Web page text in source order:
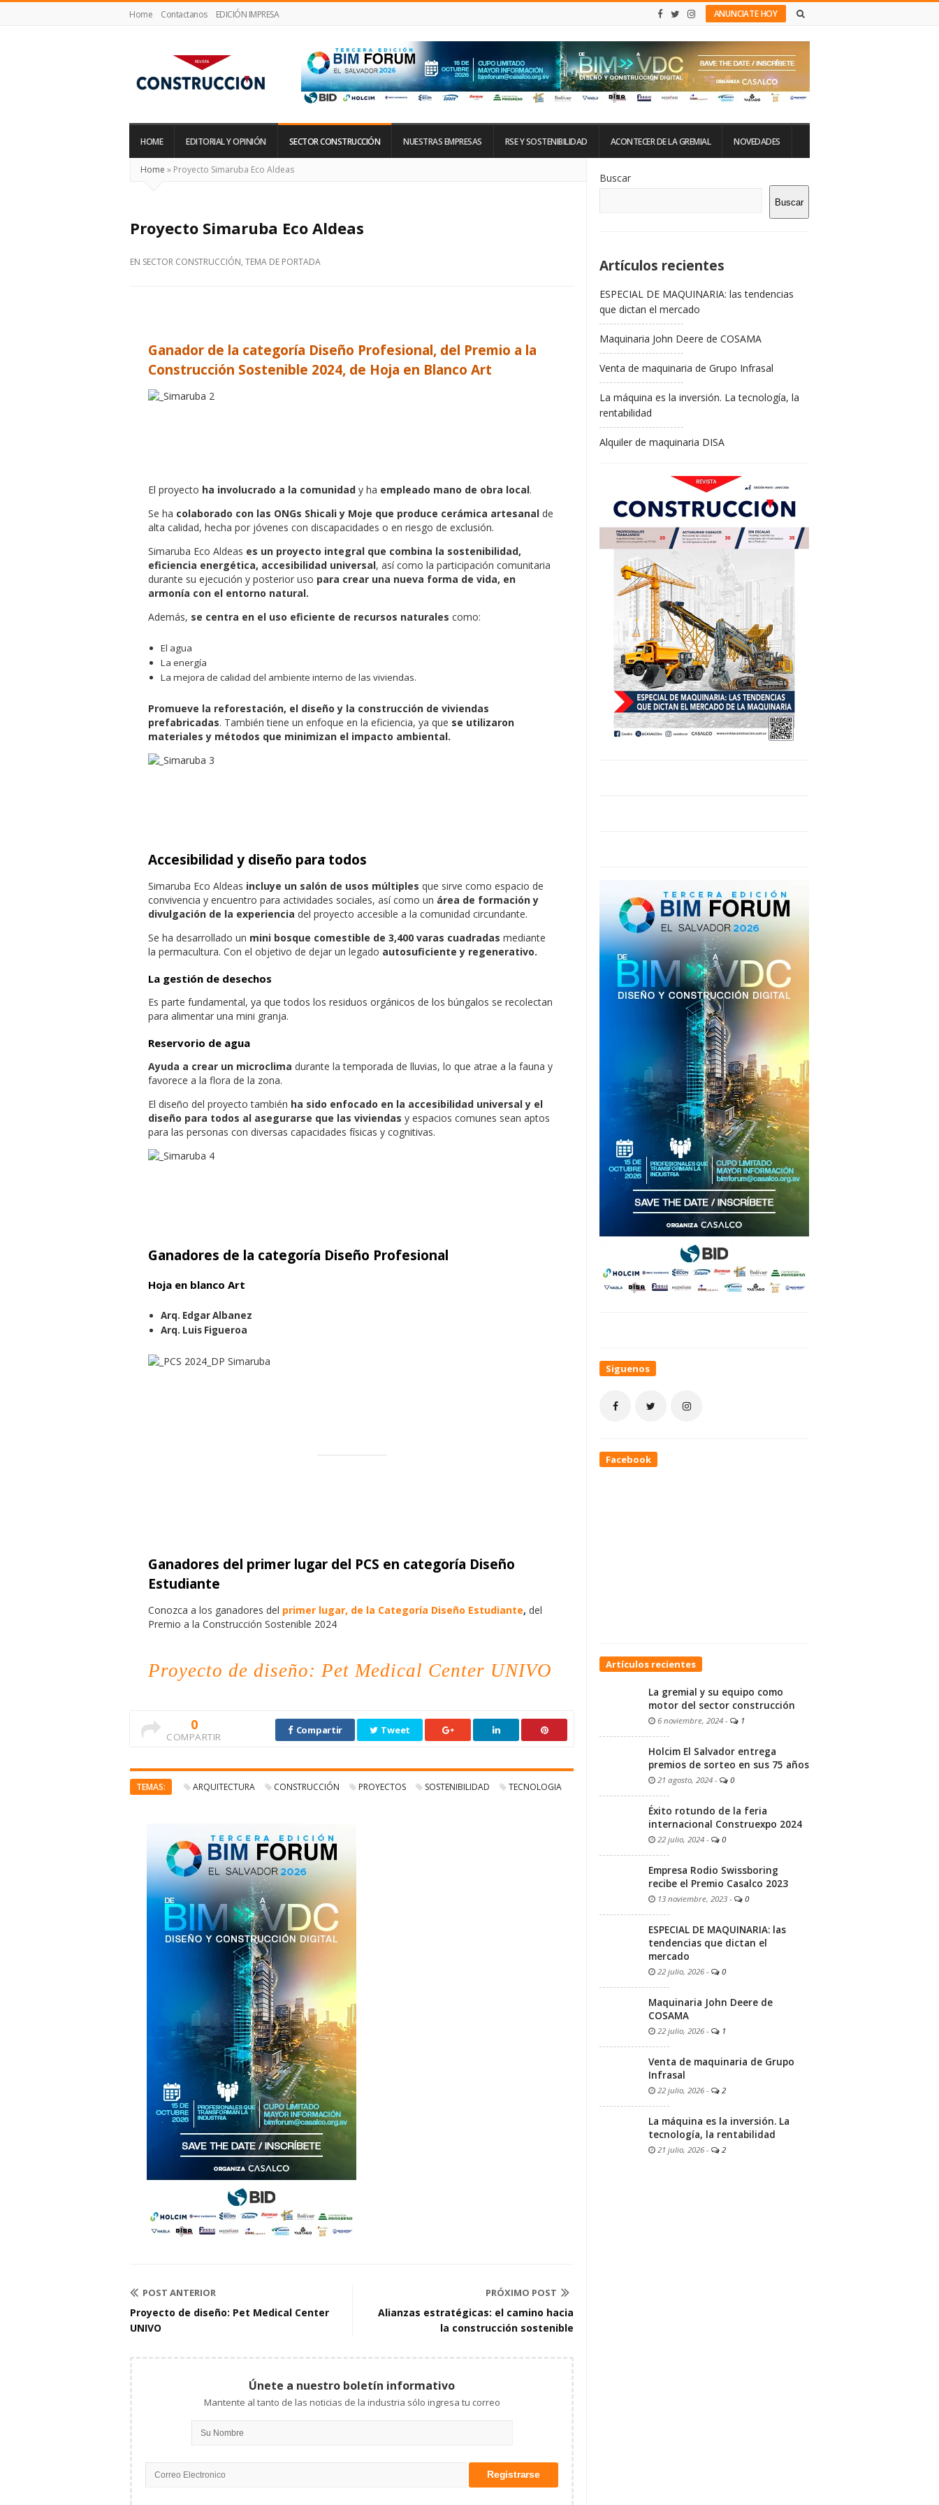
Home Contactanos EDICIÓN IMPRESA ANUNCIATE HOY
Construcción
HOME EDITORIAL Y OPINIÓN SECTOR CONSTRUCCIÓN NUESTRAS EMPRESAS RSE Y SOSTENIBILIDAD ACONTECER DE LA GREMIAL NOVEDADES
Home » Proyecto Simaruba Eco Aldeas
Proyecto Simaruba Eco Aldeas
EN SECTOR CONSTRUCCIÓN, TEMA DE PORTADA
Ganador de la categoría Diseño Profesional, del Premio a la
Construcción Sostenible 2024, de Hoja en Blanco Art
El proyecto ha involucrado a la comunidad y ha empleado mano de obra local.
Se ha colaborado con las ONGs Shicali y Moje que produce cerámica artesanal de
alta calidad, hecha por jóvenes con discapacidades o en riesgo de exclusión.
Simaruba Eco Aldeas es un proyecto integral que combina la sostenibilidad,
eficiencia energética, accesibilidad universal, así como la participación comunitaria
durante su ejecución y posterior uso para crear una nueva forma de vida, en
armonía con el entorno natural.
Además, se centra en el uso eficiente de recursos naturales como:
El agua
La energía
La mejora de calidad del ambiente interno de las viviendas.
Promueve la reforestación, el diseño y la construcción de viviendas
prefabricadas. También tiene un enfoque en la eficiencia, ya que se utilizaron
materiales y métodos que minimizan el impacto ambiental.
Accesibilidad y diseño para todos
Simaruba Eco Aldeas incluye un salón de usos múltiples que sirve como espacio de
convivencia y encuentro para actividades sociales, así como un área de formación y
divulgación de la experiencia del proyecto accesible a la comunidad circundante.
Se ha desarrollado un mini bosque comestible de 3,400 varas cuadradas mediante
la permacultura. Con el objetivo de dejar un legado autosuficiente y regenerativo.
La gestión de desechos
Es parte fundamental, ya que todos los residuos orgánicos de los búngalos se recolectan
para alimentar una mini granja.
Reservorio de agua
Ayuda a crear un microclima durante la temporada de lluvias, lo que atrae a la fauna y
favorece a la flora de la zona.
El diseño del proyecto también ha sido enfocado en la accesibilidad universal y el
diseño para todos al asegurarse que las viviendas y espacios comunes sean aptos
para las personas con diversas capacidades físicas y cognitivas.
Ganadores de la categoría Diseño Profesional
Hoja en blanco Art
Arq. Edgar Albanez
Arq. Luis Figueroa
Ganadores del primer lugar del PCS en categoría Diseño
Estudiante
Conozca a los ganadores del primer lugar, de la Categoría Diseño Estudiante, del
Premio a la Construcción Sostenible 2024
Proyecto de diseño: Pet Medical Center UNIVO
0
COMPARTIR
Compartir Tweet
TEMAS: ARQUITECTURA CONSTRUCCIÓN PROYECTOS SOSTENIBILIDAD TECNOLOGIA
POST ANTERIOR
Proyecto de diseño: Pet Medical Center
UNIVO
PRÓXIMO POST
Alianzas estratégicas: el camino hacia
la construcción sostenible
Únete a nuestro boletín informativo
Mantente al tanto de las noticias de la industria sólo ingresa tu correo
De
La
Buscar
Buscar
Artículos recientes
ESPECIAL DE MAQUINARIA: las tendencias
que dictan el mercado
Maquinaria John Deere de COSAMA
Venta de maquinaria de Grupo Infrasal
La máquina es la inversión. La tecnología, la
rentabilidad
Alquiler de maquinaria DISA
Siguenos
Facebook
Artículos recientes
La gremial y su equipo como
motor del sector construcción
6 noviembre, 2024 - 1
Holcim El Salvador entrega
premios de sorteo en sus 75 años
21 agosto, 2024 - 0
Éxito rotundo de la feria
internacional Construexpo 2024
22 julio, 2024 - 0
Empresa Rodio Swissboring
recibe el Premio Casalco 2023
13 noviembre, 2023 - 0
ESPECIAL DE MAQUINARIA: las
tendencias que dictan el
mercado
22 julio, 2026 - 0
Maquinaria John Deere de
COSAMA
22 julio, 2026 - 1
Venta de maquinaria de Grupo
Infrasal
22 julio, 2026 - 2
La máquina es la inversión. La
tecnología, la rentabilidad
21 julio, 2026 - 2